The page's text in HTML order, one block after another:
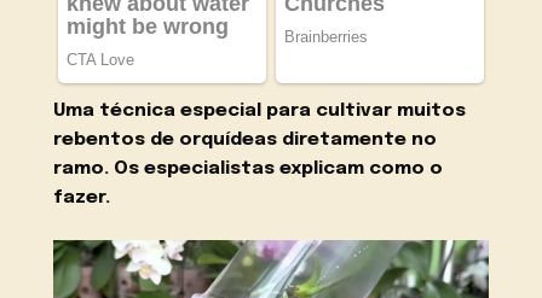
Uma técnica especial para cultivar muitos
rebentos de orquídeas diretamente no
ramo. Os especialistas explicam como o
fazer.